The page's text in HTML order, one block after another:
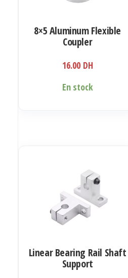
8×5 Aluminum Flexible
Coupler
16.00 DH
En stock
Linear Bearing Rail Shaft
Support